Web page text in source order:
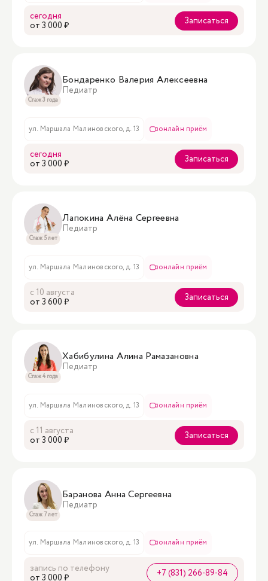
сегодня
oт 3 000 ₽
Записаться
Стаж 3 года
Бондаренко Валерия Алексеевна
Педиатр
ул. Маршала Малиновского, д. 13 онлайн приём
сегодня
oт 3 000 ₽
Записаться
Стаж 5 лет
Лапокина Алёна Сергеевна
Педиатр
ул. Маршала Малиновского, д. 13 онлайн приём
с 10 августа
oт 3 600 ₽
Записаться
Стаж 4 года
Хабибулина Алина Рамазановна
Педиатр
ул. Маршала Малиновского, д. 13 онлайн приём
с 11 августа
oт 3 000 ₽
Записаться
Стаж 7 лет
Баранова Анна Сергеевна
Педиатр
ул. Маршала Малиновского, д. 13 онлайн приём
запись по телефону
oт 3 000 ₽
+7 (831) 266-89-84